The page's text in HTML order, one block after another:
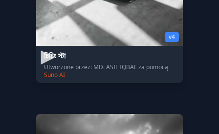
v4
চিচিং স্টা
Utworzone przez: MD. ASIF IQBAL za pomocą
Suno AI